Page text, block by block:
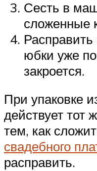
Сесть в
сложенные
Расправить
юбки уже
закроется.
При упаковке
действует тот
тем, как
свадебного
расправить.